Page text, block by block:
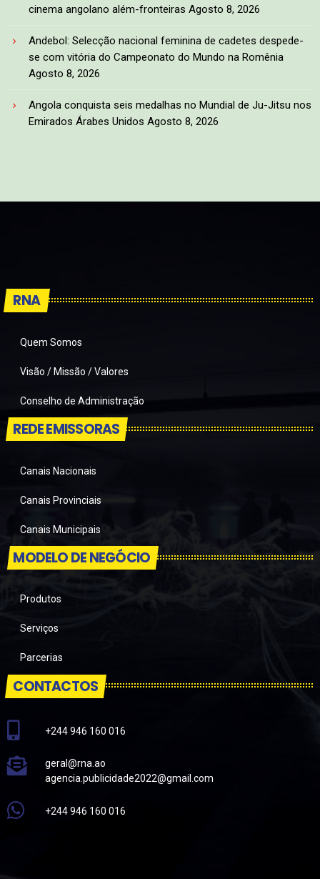
cinema angolano além-fronteiras Agosto 8, 2026
Andebol: Selecção nacional feminina de cadetes despede-
se com vitória do Campeonato do Mundo na Romênia
Agosto 8, 2026
Angola conquista seis medalhas no Mundial de Ju-Jitsu nos
Emirados Árabes Unidos Agosto 8, 2026
RNA
Quem Somos
Visão / Missão / Valores
Conselho de Administração
REDE EMISSORAS
Canais Nacionais
Canais Provinciais
Canais Municipais
MODELO DE NEGÓCIO
Produtos
Serviços
Parcerias
CONTACTOS
+244 946 160 016
geral@rna.ao
agencia.publicidade2022@gmail.com
+244 946 160 016